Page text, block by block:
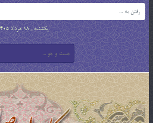
یکشنبه , 18 مرداد 1405